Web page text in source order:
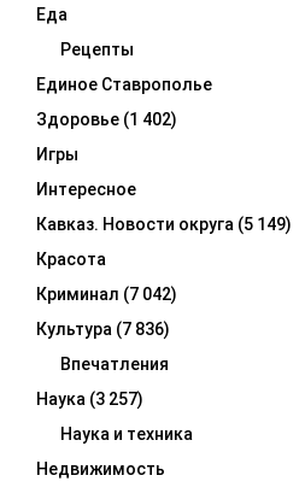
Еда
Рецепты
Единое Ставрополье
Здоровье (1 402)
Игры
Интересное
Кавказ. Новости округа (5 149)
Красота
Криминал (7 042)
Культура (7 836)
Впечатления
Наука (3 257)
Наука и техника
Недвижимость